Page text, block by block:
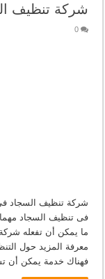
شركة تنظيف
0
شركة تنظيف السجاد
فى تنظيف السجاد مهما
ما يمكن أن تفعله
معرفة المزيد حول
فهناك خدمة يمكن أن